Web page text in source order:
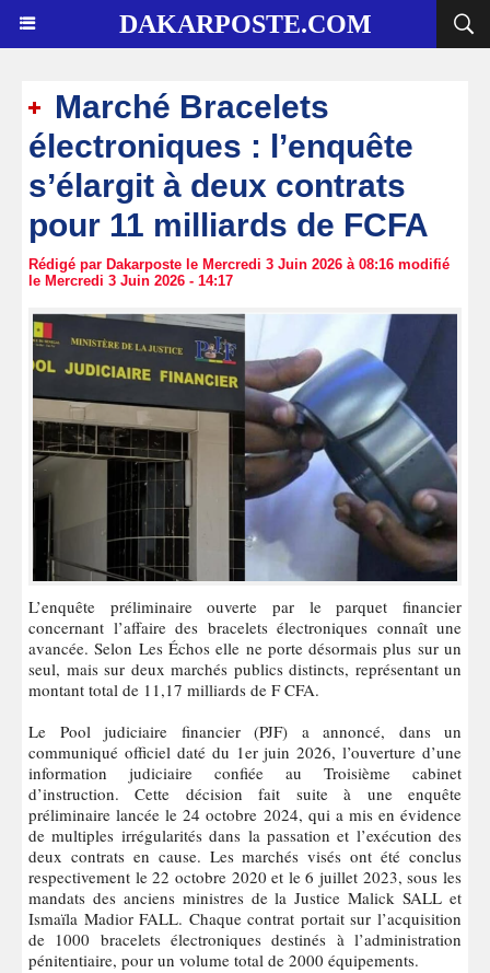
DAKARPOSTE.COM
Marché Bracelets
électroniques : l’enquête
s’élargit à deux contrats
pour 11 milliards de FCFA
Rédigé par Dakarposte le Mercredi 3 Juin 2026 à 08:16 modifié
le Mercredi 3 Juin 2026 - 14:17
L’enquête préliminaire ouverte par le parquet financier
concernant l’affaire des bracelets électroniques connaît une
avancée. Selon Les Échos elle ne porte désormais plus sur un
seul, mais sur deux marchés publics distincts, représentant un
montant total de 11,17 milliards de F CFA.
Le Pool judiciaire financier (PJF) a annoncé, dans un
communiqué officiel daté du 1er juin 2026, l’ouverture d’une
information judiciaire confiée au Troisième cabinet
d’instruction. Cette décision fait suite à une enquête
préliminaire lancée le 24 octobre 2024, qui a mis en évidence
de multiples irrégularités dans la passation et l’exécution des
deux contrats en cause. Les marchés visés ont été conclus
respectivement le 22 octobre 2020 et le 6 juillet 2023, sous les
mandats des anciens ministres de la Justice Malick SALL et
Ismaïla Madior FALL. Chaque contrat portait sur l’acquisition
de 1000 bracelets électroniques destinés à l’administration
pénitentiaire, pour un volume total de 2000 équipements.